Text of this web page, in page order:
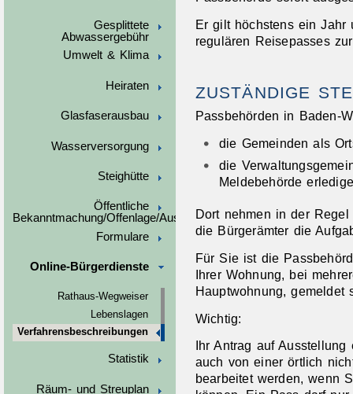
Gesplittete
Abwassergebühr
Umwelt & Klima
Heiraten
Glasfaserausbau
Wasserversorgung
Steighütte
Öffentliche
Bekanntmachung/Offenlage/Ausschreibungen
Formulare
Online-Bürgerdienste
Rathaus-Wegweiser
Lebenslagen
Verfahrensbeschreibungen
Statistik
Räum- und Streuplan
Er gilt höchstens ein Jahr
regulären Reisepasses
ZUSTÄNDIGE
Passbehörden in Baden-
die Gemeinden als
die
Meldebehörde
Dort nehmen in der
die Bürgerämter die
Für Sie ist die
Ihrer Wohnung, bei
Hauptwohnung, gemeldet
Wichtig:
Ihr Antrag auf
auch von einer örtlich
bearbeitet werden, wenn